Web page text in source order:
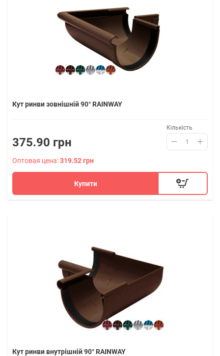
Кут ринви зовнішній 90° RAINWAY
375.90 грн
Кількість
Оптовая цена:319.52 грн
Купити
Кут ринви внутрішній 90° RAINWAY